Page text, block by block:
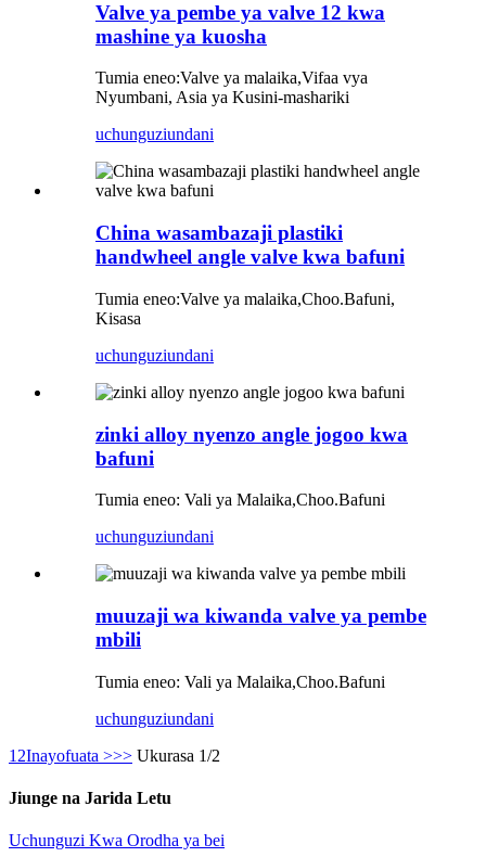
Valve ya pembe ya valve 12 kwa
mashine ya kuosha
Tumia eneo:Valve ya malaika,Vifaa vya
Nyumbani, Asia ya Kusini-mashariki
uchunguziundani
China wasambazaji plastiki
handwheel angle valve kwa bafuni
Tumia eneo:Valve ya malaika,Choo.Bafuni,
Kisasa
uchunguziundani
zinki alloy nyenzo angle jogoo kwa
bafuni
Tumia eneo: Vali ya Malaika,Choo.Bafuni
uchunguziundani
muuzaji wa kiwanda valve ya pembe
mbili
Tumia eneo: Vali ya Malaika,Choo.Bafuni
uchunguziundani
1 2Inayofuata >>> Ukurasa 1/2
Jiunge na Jarida Letu
Uchunguzi Kwa Orodha ya bei